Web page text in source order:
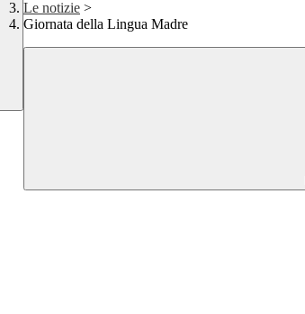
Le notizie >
Giornata della Lingua Madre